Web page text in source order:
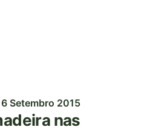
Setembro 2015
nas